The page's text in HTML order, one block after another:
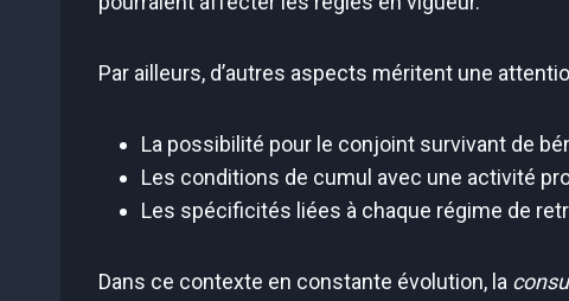
Par ailleurs, d’autres aspects méritent une
La possibilité pour le conjoint survivant de
Les conditions de cumul avec une activité
Les spécificités liées à chaque régime de
Dans ce contexte en constante évolution, la